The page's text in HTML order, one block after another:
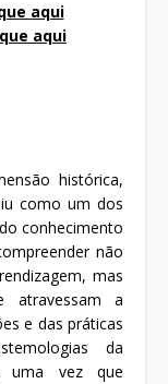
aqui
aqui
histórica,
como um dos
conhecimento
não
mas
atravessam a
e das práticas
da
uma vez que